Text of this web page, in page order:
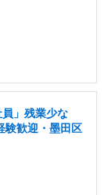
」残業少な
験歓迎・墨田区